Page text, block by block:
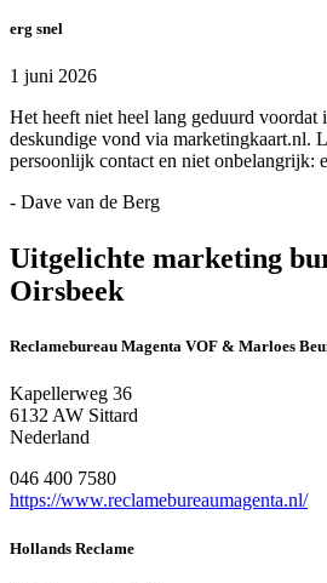
erg snel
1 juni 2026
Het heeft niet heel lang geduurd voordat
deskundige vond via marketingkaart.nl.
persoonlijk contact en niet onbelangrijk:
- Dave van de Berg
Uitgelichte marketing
Oirsbeek
Reclamebureau Magenta VOF & Marloes
Kapellerweg 36
6132 AW Sittard
Nederland
046 400 7580
https://www.reclamebureaumagenta.nl/
Hollands Reclame